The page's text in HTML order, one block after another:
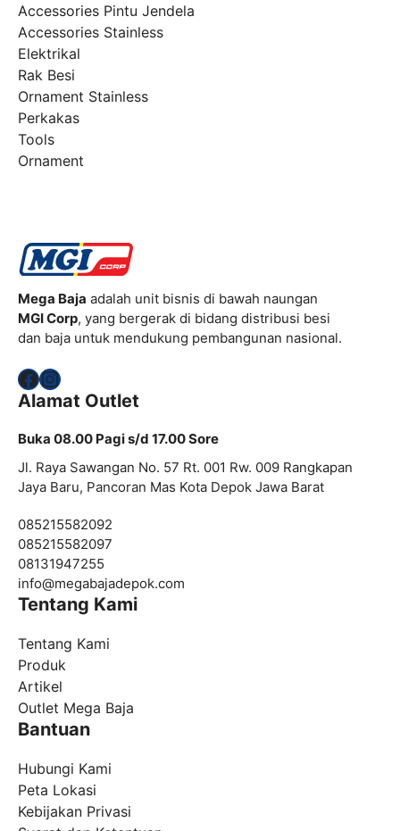
Accessories Pintu Jendela
Accessories Stainless
Elektrikal
Rak Besi
Ornament Stainless
Perkakas
Tools
Ornament
Mega Baja adalah unit bisnis di bawah naungan
MGI Corp, yang bergerak di bidang distribusi besi
dan baja untuk mendukung pembangunan nasional.
Facebook
Instagram
Alamat Outlet
Buka 08.00 Pagi s/d 17.00 Sore
Jl. Raya Sawangan No. 57 Rt. 001 Rw. 009 Rangkapan
Jaya Baru, Pancoran Mas Kota Depok Jawa Barat
085215582092
085215582097
08131947255
info@megabajadepok.com
Tentang Kami
Tentang Kami
Produk
Artikel
Outlet Mega Baja
Bantuan
Hubungi Kami
Peta Lokasi
Kebijakan Privasi